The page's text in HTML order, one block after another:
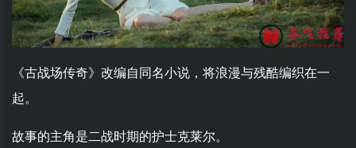
《古战场传奇》改编自同名小说，将浪漫与残酷编织在一
起。
故事的主角是二战时期的护士克莱尔。